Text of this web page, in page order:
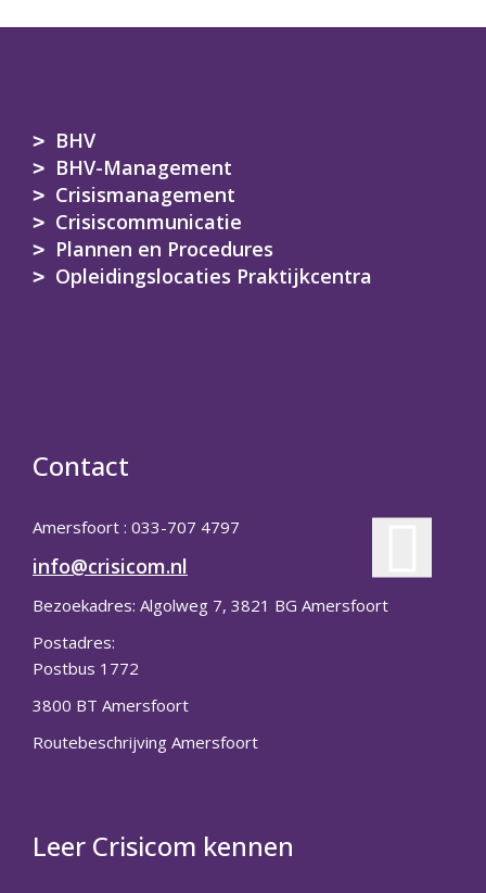
BHV
BHV-Management
Crisismanagement
Crisiscommunicatie
Plannen en Procedures
Opleidingslocaties Praktijkcentra
Contact
Amersfoort : 033-707 4797
info@crisicom.nl
Bezoekadres: Algolweg 7, 3821 BG Amersfoort
Postadres:
Postbus 1772
3800 BT Amersfoort
Routebeschrijving Amersfoort
Leer Crisicom kennen